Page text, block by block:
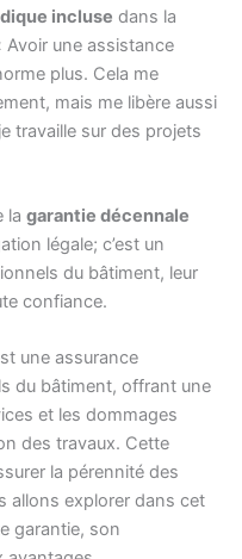
incluse dans la
Avoir une assistance
plus. Cela me
mais me libère aussi
travaille sur des projets
la garantie décennale
légale; c’est un
du bâtiment, leur
confiance.
une assurance
du bâtiment, offrant une
et les dommages
des travaux. Cette
la pérennité des
allons explorer dans cet
garantie, son